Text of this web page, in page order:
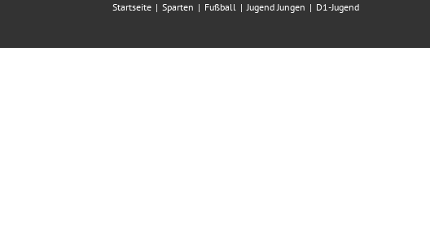
Startseite Sparten Fußball Jugend Jungen D1-Jugend